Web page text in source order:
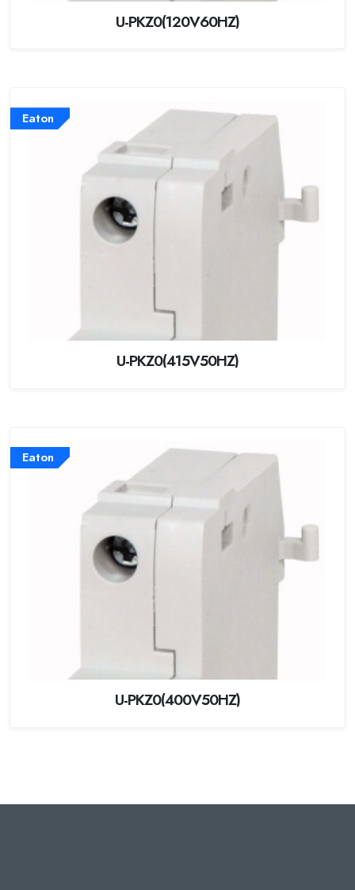
U-PKZ0(120V60HZ)
Eaton
U-PKZ0(415V50HZ)
Eaton
U-PKZ0(400V50HZ)